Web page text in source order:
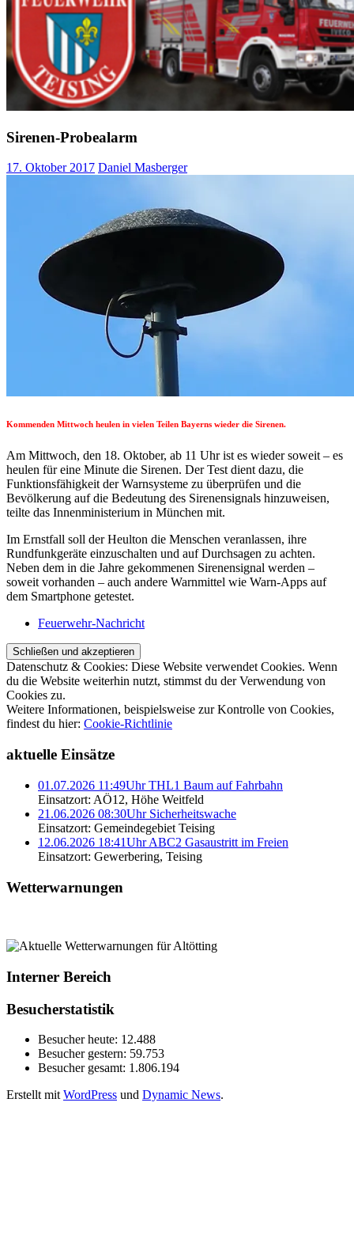
Sirenen-Probealarm
17. Oktober 2017 Daniel Masberger
Kommenden Mittwoch heulen in vielen Teilen Bayerns wieder die Sirenen.
Am Mittwoch, den 18. Oktober, ab 11 Uhr ist es wieder soweit – es
heulen für eine Minute die Sirenen. Der Test dient dazu, die
Funktionsfähigkeit der Warnsysteme zu überprüfen und die
Bevölkerung auf die Bedeutung des Sirenensignals hinzuweisen,
teilte das Innenministerium in München mit.
Im Ernstfall soll der Heulton die Menschen veranlassen, ihre
Rundfunkgeräte einzuschalten und auf Durchsagen zu achten.
Neben dem in die Jahre gekommenen Sirenensignal werden –
soweit vorhanden – auch andere Warnmittel wie Warn-Apps auf
dem Smartphone getestet.
Feuerwehr-Nachricht
Datenschutz & Cookies: Diese Website verwendet Cookies. Wenn
du die Website weiterhin nutzt, stimmst du der Verwendung von
Cookies zu.
Weitere Informationen, beispielsweise zur Kontrolle von Cookies,
findest du hier: Cookie-Richtlinie
aktuelle Einsätze
01.07.2026 11:49Uhr THL1 Baum auf Fahrbahn
Einsatzort: AÖ12, Höhe Weitfeld
21.06.2026 08:30Uhr Sicherheitswache
Einsatzort: Gemeindegebiet Teising
12.06.2026 18:41Uhr ABC2 Gasaustritt im Freien
Einsatzort: Gewerbering, Teising
Wetterwarnungen
Interner Bereich
Besucherstatistik
Besucher heute: 12.488
Besucher gestern: 59.753
Besucher gesamt: 1.806.194
Erstellt mitWordPress und Dynamic News.